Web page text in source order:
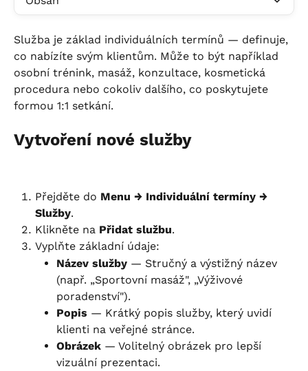
Služba je základ individuálních termínů — definuje,
co nabízíte svým klientům. Může to být například
osobní trénink, masáž, konzultace, kosmetická
procedura nebo cokoliv dalšího, co poskytujete
formou 1:1 setkání.
Vytvoření nové služby
Přejděte do Menu → Individuální termíny →
Služby.
Klikněte na Přidat službu.
Vyplňte základní údaje:
Název služby — Stručný a výstižný název
(např. „Sportovní masáž", „Výživové
poradenství").
Popis — Krátký popis služby, který uvidí
klienti na veřejné stránce.
Obrázek — Volitelný obrázek pro lepší
vizuální prezentaci.